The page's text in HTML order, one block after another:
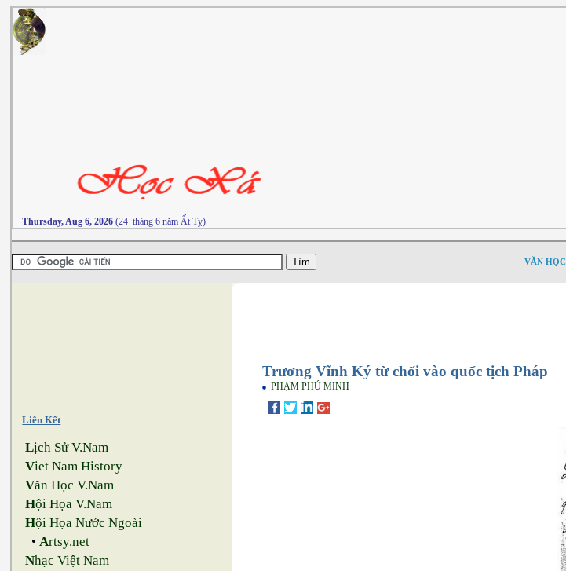
Thursday, Aug 6, 2026 (24 tháng 6 năm Ất Tỵ)
VĂN HỌC
Liên Kết
Lịch Sử V.Nam
Viet Nam History
Văn Học V.Nam
Hội Họa V.Nam
Hội Họa Nước Ngoài
•Artsy.net
Nhạc Việt Nam
Trương Vĩnh Ký từ chối vào quốc tịch Pháp
PHẠM PHÚ MINH